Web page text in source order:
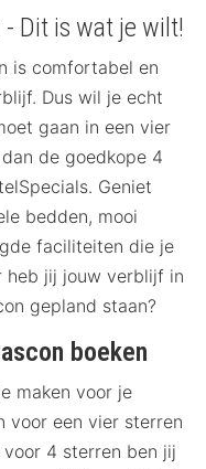
Dit is wat je wilt!
is comfortabel en
Dus wil je echt
gaan in een vier
de goedkope 4
Geniet
bedden, mooi
faciliteiten die je
heb jij jouw verblijf in
gepland staan?
boeken
maken voor je
voor een vier sterren
voor 4 sterren ben jij